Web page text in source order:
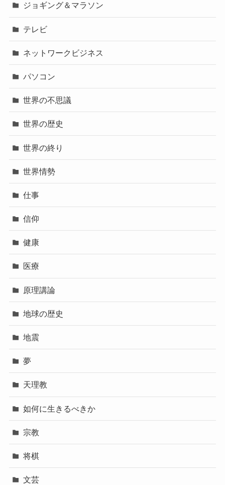
ジョギング＆マラソン
テレビ
ネットワークビジネス
パソコン
世界の不思議
世界の歴史
世界の終り
世界情勢
仕事
信仰
健康
医療
原理講論
地球の歴史
地震
夢
天理教
如何に生きるべきか
宗教
将棋
文芸